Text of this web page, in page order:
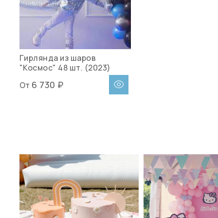
Гирлянда из шаров
"Космос" 48 шт. (2023)
От 6 730 ₽